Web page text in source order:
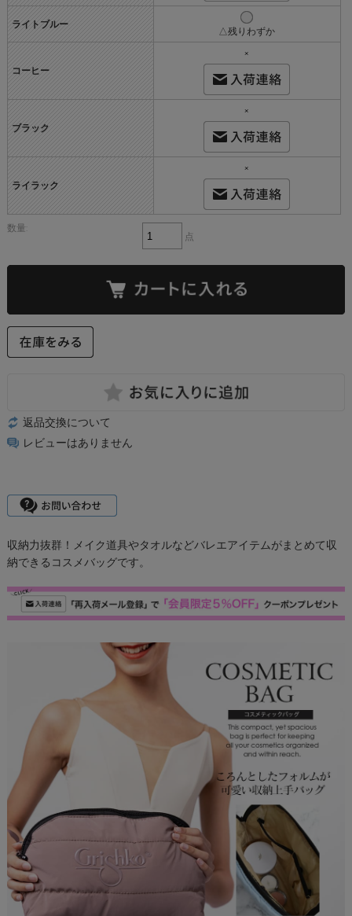
ライトブルー
△残りわずか
コーヒー
×
ブラック
×
ライラック
×
数量:
点
返品交換について
レビューはありません
収納力抜群！メイク道具やタオルなどバレエアイテムがまとめて収
納できるコスメバッグです。